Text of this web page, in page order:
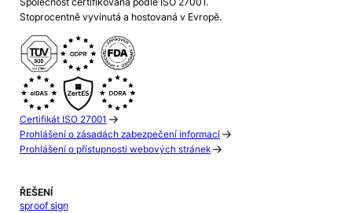
Stoprocentně vyvinutá a hostovaná v Evropě.
Certifikát ISO 27001
Prohlášení o zásadách zabezpečení informací
Prohlášení o přístupnosti webových stránek
ŘEŠENÍ
sproof sign